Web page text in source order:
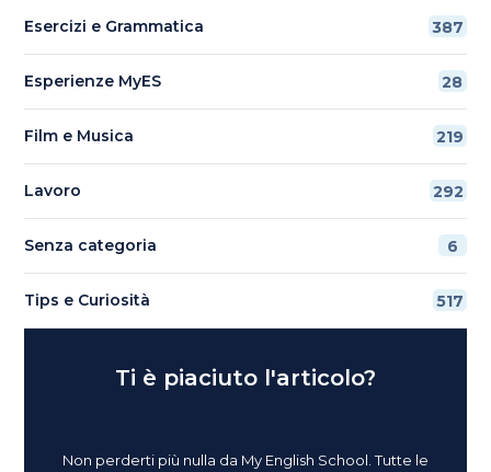
Esercizi e Grammatica 387
Esperienze MyES 28
Film e Musica 219
Lavoro 292
Senza categoria 6
Tips e Curiosità 517
Ti è piaciuto l'articolo?
Non perderti più nulla da My English School. Tutte le